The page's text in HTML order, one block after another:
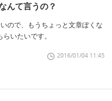
んて言うの？
ので、もうちょっと文章ぽくな
いたいです。
2016/01/04 11:45